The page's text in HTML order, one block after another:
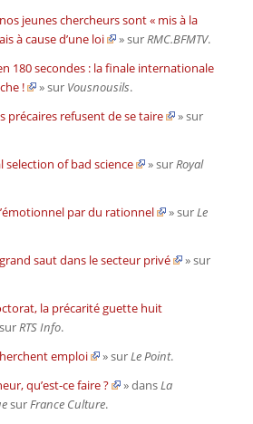
jeunes chercheurs sont « mis à la
à cause d’une loi
» surRMC.BFMTV.
180 secondes : la finale internationale
!
» sur Vousnousils.
précaires refusent de se taire
» sur
selection of bad science » surRoyal
par du rationnel » surLe
grand saut dans le secteur privé
» sur
la précarité guette huit
RTS Info.
emploi » surLe Point.
qu’est-ce faire ? » dansLa
surFrance Culture.